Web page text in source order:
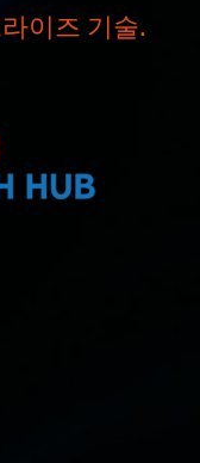
이즈 기술.